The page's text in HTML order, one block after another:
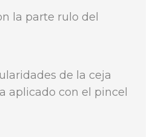
la parte rulo del
de la ceja
aplicado con el pincel